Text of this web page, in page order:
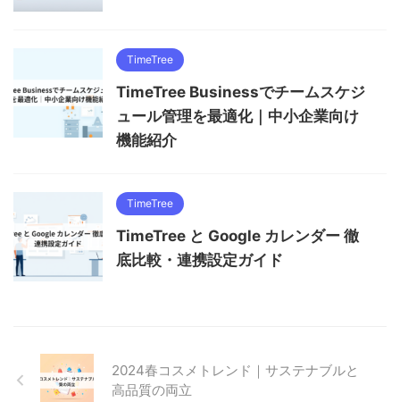
TimeTree
TimeTree Businessでチームスケジ
ュール管理を最適化｜中小企業向け
機能紹介
TimeTree
TimeTree と Google カレンダー 徹
底比較・連携設定ガイド
2024春コスメトレンド｜サステナブルと
高品質の両立